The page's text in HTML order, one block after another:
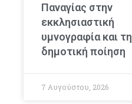
Παναγίας στην
εκκλησιαστική
υμνογραφία και τη
δημοτική ποίηση
7 Αυγούστου, 2026